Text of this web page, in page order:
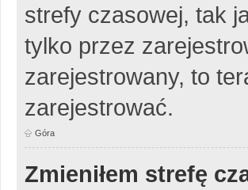
strefy czasowej, tak
tylko przez
zarejestrowany, to
zarejestrować.
Góra
Zmieniłem strefę